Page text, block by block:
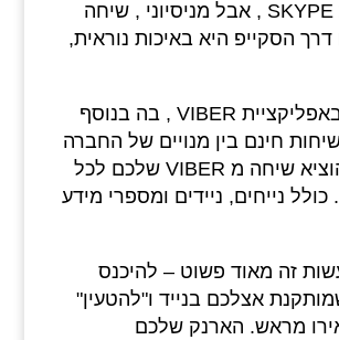
יש אפליקצית SKYPE , אבל מניסיוני , שיחה
דרך הסקייפ היא באיכות נוראית,
אני משתמש באפליקציית VIBER , בה בנוסף
חינם בין מנויים של החברה
יש אופציה להוציא שיחה מ VIBER שלכם לכל
נייחים, ניידים ומספרי מידע
זה מאוד פשוט – להיכנס
אצלכם בנייד ו"להטעין"
מראש. הארנק שלכם